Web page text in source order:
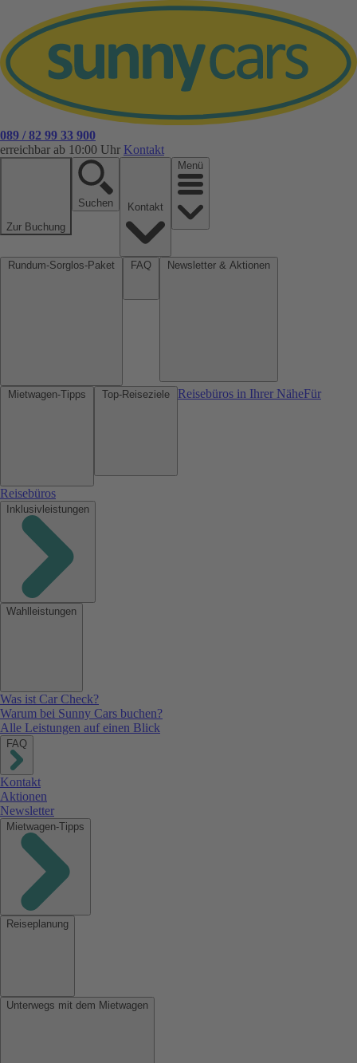
089 / 82 99 33 900
erreichbar ab 10:00 Uhr Kontakt
Zur Buchung
Suchen
Menü
Reisebüros in Ihrer NäheFür
Reisebüros
Inklusivleistungen
Wahlleistungen
Was ist Car Check?
Warum bei Sunny Cars buchen?
Alle Leistungen auf einen Blick
FAQ
Kontakt
Aktionen
Newsletter
Mietwagen-Tipps
Reiseplanung
Unterwegs mit dem Mietwagen